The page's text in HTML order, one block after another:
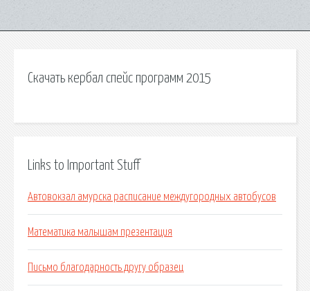
Скачать кербал спейс программ 2015
Links to Important Stuff
Автовокзал амурска расписание междугородных автобусов
Математика малышам презентация
Письмо благодарность другу образец